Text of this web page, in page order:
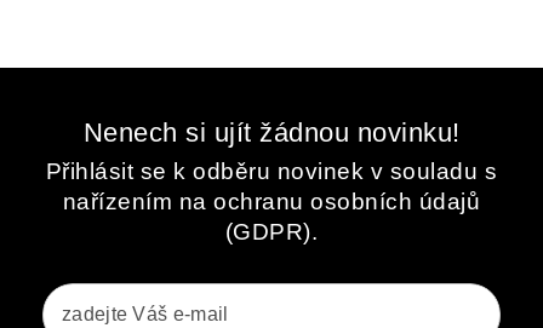
Nenech si ujít žádnou novinku!
Přihlásit se k odběru novinek v souladu s
nařízením na ochranu osobních údajů
(GDPR).